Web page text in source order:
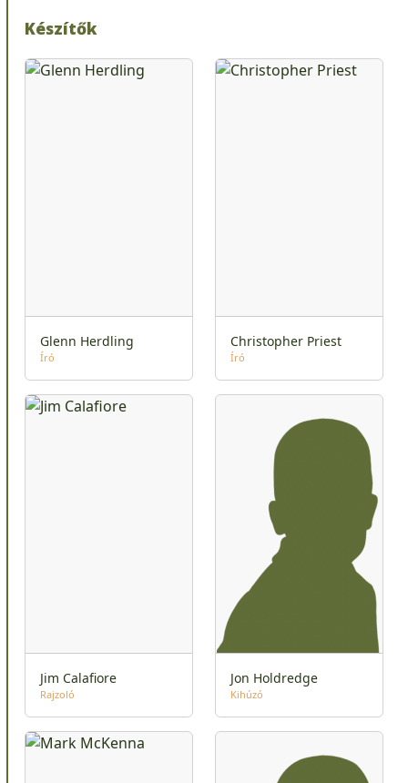
Készítők
Glenn Herdling
Író
Christopher Priest
Író
Jim Calafiore
Rajzoló
Jon Holdredge
Kihúzó